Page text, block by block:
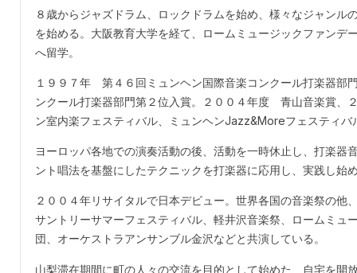
８歳からジャズドラム、ロックドラムを始め、様々なジャン
を始める。大阪教育大学を経て、ロームミュージックファン
へ留学。
１９９７年 第４６回ミュンヘン国際音楽コンクール打楽器部
ンクール打楽器部門第２位入賞。２００４年度 青山音楽賞、
ン室内楽フェスティバル、ミュンヘンJazz&Moreフェスティ
ヨーロッパ各地での演奏活動の後、活動を一時休止し、打楽
ント唱法を基盤にしたテクニックを打楽器に応用し、実践し始
２００４年リサイタルで日本デビュー。世界各国の音楽祭の
サントリーサマーフェスティバル、軽井沢音楽祭、ロームミ
団、オーケストラアンサンブル金沢などと共演している。
山梨滞在期間に町の人々の交流を目的として始めた、自宅を